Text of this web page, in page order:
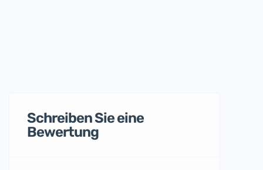
Schreiben Sie eine
Bewertung